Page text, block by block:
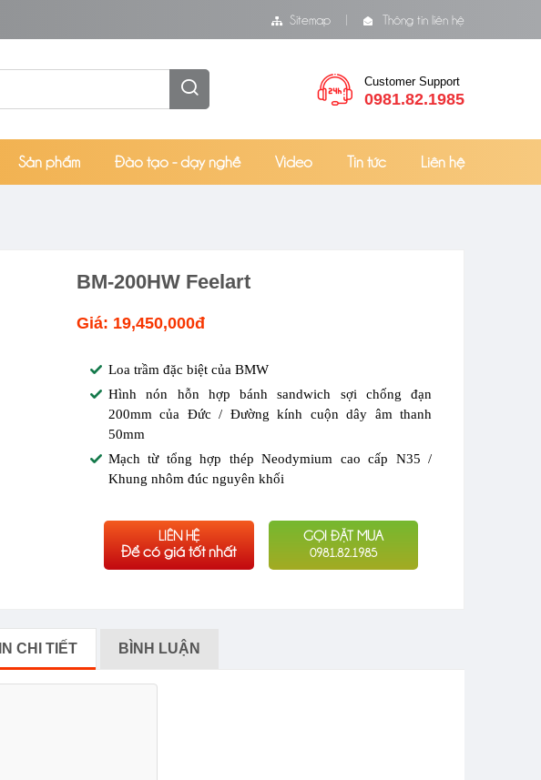
Sitemap Thông tin liên hệ
Customer Support
0981.82.1985
Sản phẩm Đào tạo - dạy nghề Video Tin tức Liên hệ
BM-200HW Feelart
Giá: 19,450,000đ
Loa trầm đặc biệt của BMW
Hình nón hỗn hợp bánh sandwich sợi chống đạn
200mm của Đức / Đường kính cuộn dây âm thanh
50mm
Mạch từ tổng hợp thép Neodymium cao cấp N35 /
Khung nhôm đúc nguyên khối
LIÊN HỆ
Để có giá tốt nhất
GỌI ĐẶT MUA
0981.82.1985
CHI TIẾT BÌNH LUẬN